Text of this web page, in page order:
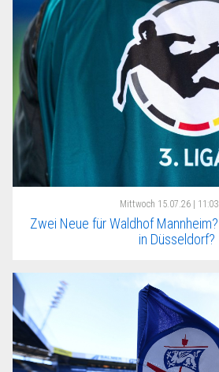
Mittwoch 15.07.26 |
Zwei Neue für Waldhof
in Düsseldorf?